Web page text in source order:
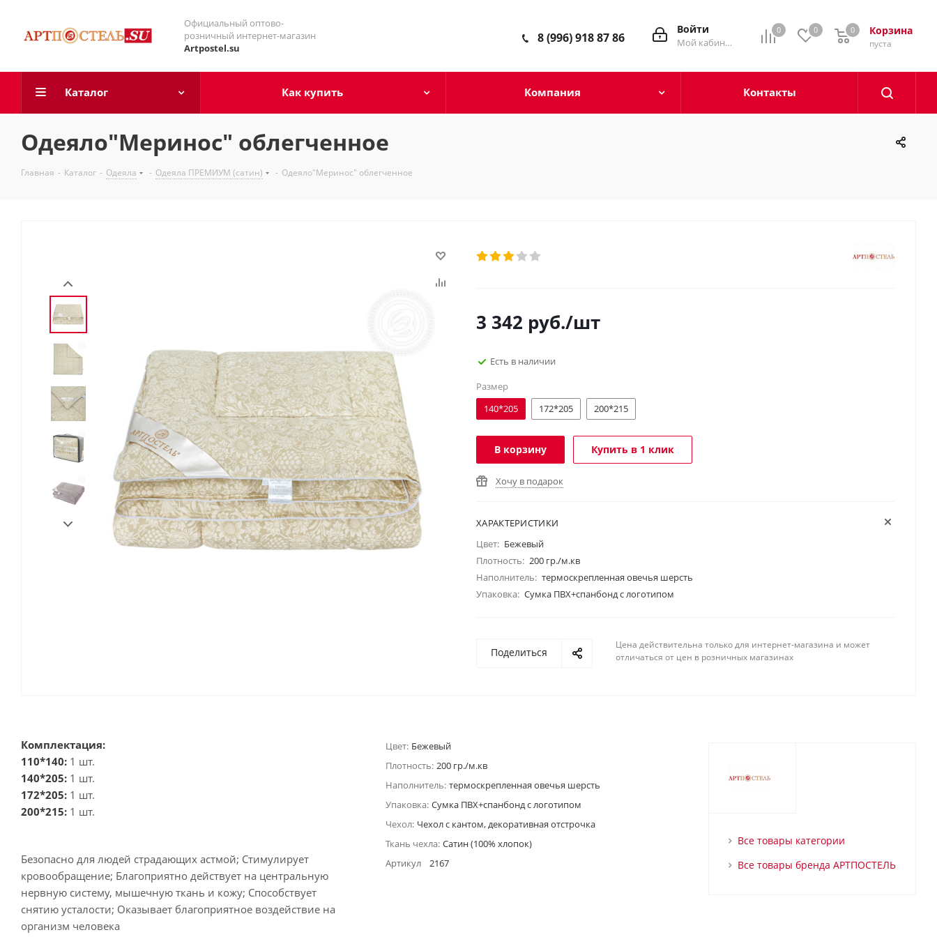
Официальный оптово-
розничный интернет-магазин
Artpostel.su
0 0 Корзина
0
пуста
0
Войти
Мой кабинет
8 (996) 918 87 86
Каталог Как купить Компания Контакты
Одеяло"Меринос" облегченное
Главная - Каталог - Одеяла - Одеяла ПРЕМИУМ (сатин) - Одеяло"Меринос" облегченное
3 342 руб./шт
Есть в наличии
Размер
140*205
172*205 200*215
В корзину Купить в 1 клик
Хочу в подарок
ХАРАКТЕРИСТИКИ
Цвет: Бежевый
Плотность: 200 гр./м.кв
Наполнитель: термоскрепленная овечья шерсть
Упаковка: Сумка ПВХ+спанбонд с логотипом
Поделиться
Цена действительна только для интернет-магазина и может
отличаться от цен в розничных магазинах
Комплектация:
110*140: 1 шт.
140*205: 1 шт.
172*205: 1 шт.
200*215: 1 шт.
Безопасно для людей страдающих астмой; Стимулирует
кровообращение; Благоприятно действует на центральную
нервную систему, мышечную ткань и кожу; Способствует
снятию усталости; Оказывает благоприятное воздействие на
организм человека
Цвет: Бежевый
Плотность: 200 гр./м.кв
Наполнитель: термоскрепленная овечья шерсть
Упаковка: Сумка ПВХ+спанбонд с логотипом
Чехол: Чехол с кантом, декоративная отстрочка
Ткань чехла: Сатин (100% хлопок)
Артикул
2167
Все товары категории
Все товары бренда АРТПОСТЕЛЬ